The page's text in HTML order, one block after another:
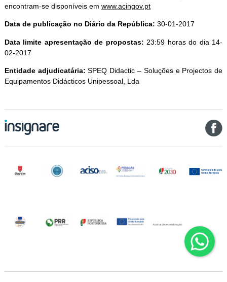
encontram-se disponíveis em www.acingov.pt
Data de publicação no Diário da República: 30-01-2017
Data limite apresentação de propostas: 23:59 horas do dia 14-
02-2017
Entidade adjudicatária:SPEQ Didactic – Soluções e Projectos de
Equipamentos Didácticos Unipessoal, Lda